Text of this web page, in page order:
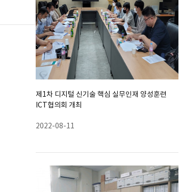
제1차 디지털 신기술 핵심 실무인재 양성훈련
ICT협의회 개최
2022-08-11